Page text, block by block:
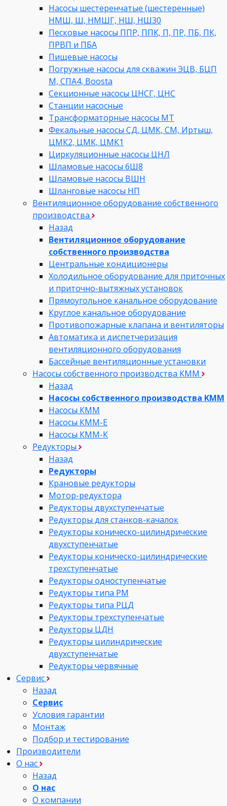
Насосы шестеренчатые (шестеренные)
НМШ, Ш, НМШГ, НШ, НШ30
Песковые насосы ППР, ППК, П, ПР, ПБ, ПК,
ПРВП и ПБА
Пищевые насосы
Погружные насосы для скважин ЭЦВ, БЦП
М, СПА4, Boosta
Секционные насосы ЦНСГ, ЦНС
Станции насосные
Трансформаторные насосы МТ
Фекальные насосы СД, ЦМК, СМ, Иртыш,
ЦМК2, ЦМК, ЦМК1
Циркуляционные насосы ЦНЛ
Шламовые насосы 6Ш8
Шламовые насосы ВШН
Шланговые насосы НП
Вентиляционное оборудование собственного
производства
Назад
Вентиляционное оборудование
собственного производства
Центральные кондиционеры
Холодильное оборудование для приточных
и приточно-вытяжных установок
Прямоугольное канальное оборудование
Круглое канальное оборудование
Противопожарные клапана и вентиляторы
Автоматика и диспетчеризация
вентиляционного оборудования
Бассейные вентиляционные установки
Насосы собственного производства KMM
Назад
Насосы собственного производства KMM
Насосы КММ
Насосы КММ-Е
Насосы КММ-К
Редукторы
Назад
Редукторы
Крановые редукторы
Мотор-редуктора
Редукторы двухступенчатые
Редукторы для станков-качалок
Редукторы коническо-цилиндрические
двухступенчатые
Редукторы коническо-цилиндрические
трехступенчатые
Редукторы одноступенчатые
Редукторы типа РМ
Редукторы типа РЦД
Редукторы трехступенчатые
Редукторы ЦДН
Редукторы цилиндрические
двухступенчатые
Редукторы червячные
Сервис
Назад
Сервис
Условия гарантии
Монтаж
Подбор и тестирование
Производители
О нас
Назад
О нас
О компании